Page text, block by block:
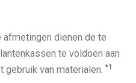
dienen de te
te voldoen aan
gebruik van materialen.*1